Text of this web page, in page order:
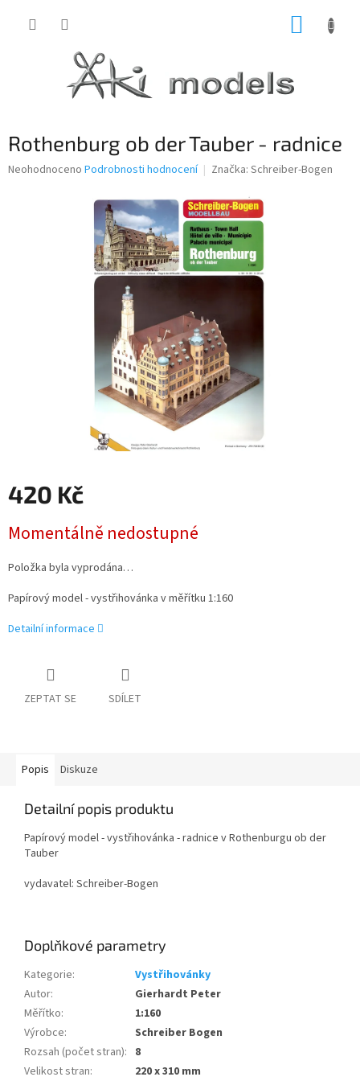
Rothenburg ob der Tauber - radnice
Průměrné
Neohodnoceno Podrobnosti hodnocení Značka: Schreiber-Bogen
420 Kč
cena:
Momentálně nedostupné
Položka byla vyprodána…
Papírový model - vystřihovánka v měřítku 1:160
Detailní informace
ZEPTAT SE SDÍLET
Popis Diskuze
Detailní popis produktu
Papírový model - vystřihovánka - radnice v Rothenburgu ob der
Tauber
vydavatel: Schreiber-Bogen
Doplňkové parametry
Kategorie:
Vystřihovánky
Autor:
Gierhardt Peter
Měřítko:
1:160
Výrobce:
Schreiber Bogen
Rozsah (počet stran): 8
Velikost stran: 220 x 310 mm